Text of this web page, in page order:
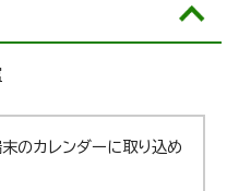
のカレンダーに取り込め